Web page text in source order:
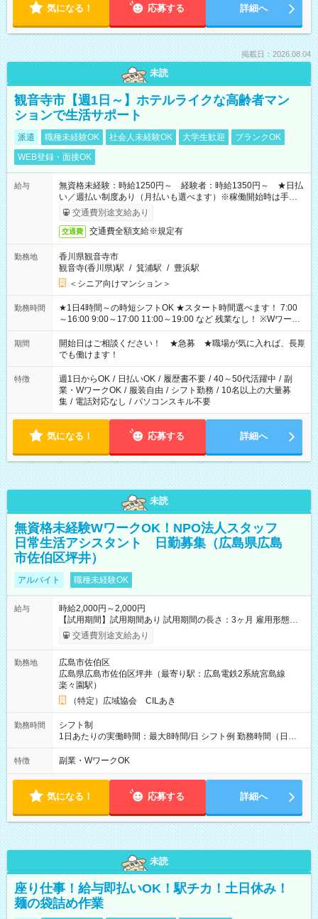
気になる！ 応募する 詳細へ
掲載日：2026.08.04
未読
観音寺市【週1日～】ホテルライクな高齢者マン
ションで生活サポート
派遣 職種未経験OK 社会人未経験OK 大学生歓迎
ブランクOK
WEB登録・面接OK
給与
無資格未経験：時給1250円～ 経験者：時給1350円～ ★日払
い／週払い制度あり（月払いも選べます）※稼働開始時は手続き
完了次第のお支払いとなります。
交通費別途支給あり
交通費 交通費全額支給※規定有
勤務地
香川県観音寺市
観音寺(香川県)駅 / 箕浦駅 / 豊浜駅
＜シニア向けマンション＞
勤務時間
★1日4時間～の時短シフトOK ★スタート時間選べます！ 7:00
～16:00 9:00～17:00 11:00～19:00 など 残業なし！ ※Wワーク
の場合、他のお仕事と合わせ週40時間超の就業はご案内できま
せん ※法令に基づき、週20時間以上勤務は社会保険への加入対
象となります ※労働者派遣法（日雇い派遣の原則禁止）によ
り、短時間・短期間の就業はご案内が難しい場合があります
期間
開始日はご相談ください！ ★急募 ★職場が気に入れば、長期
でも働けます！
特徴 週1日からOK / 日払いOK / 履歴書不要 / 40～50代活躍中 / 副
業・WワークOK / 服装自由 / シフト勤務 / 10名以上の大量募
集 / 電話対応なし / パソコンスキル不要
気になる！ 応募する 詳細へ
未読
無資格未経験WワークOK！NPO法人スタッフ
日常生活アシスタント 日勤募集（広島県広島
市佐伯区坪井）
アルバイト 職種未経験OK
給与
時給2,000円～2,000円
【試用期間】試用期間あり 試用期間の長さ：3ヶ月 雇用形態、
給与は本採用時と同じです。
交通費別途支給あり
勤務地
広島市佐伯区
広島県広島市佐伯区坪井（最寄り駅：広島電鉄2系統宮島線
楽々園駅）
（特定）広域協会 CILあき
勤務時間
シフト制
1日あたりの実働時間：最大8時間/日 シフト例 勤務時間（日
勤）・8時～18時 （実働時間8時間 待機休憩2時間）（日勤1回
あたりの給与 2万円）
特徴 副業・WワークOK
気になる！ 応募する 詳細へ
未読
座り仕事！給与即払いOK！駅チカ！土日休み！
麺の袋詰め作業